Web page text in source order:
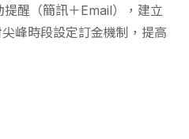
醒（簡訊＋Email），建立
尖峰時段設定訂金機制，提高